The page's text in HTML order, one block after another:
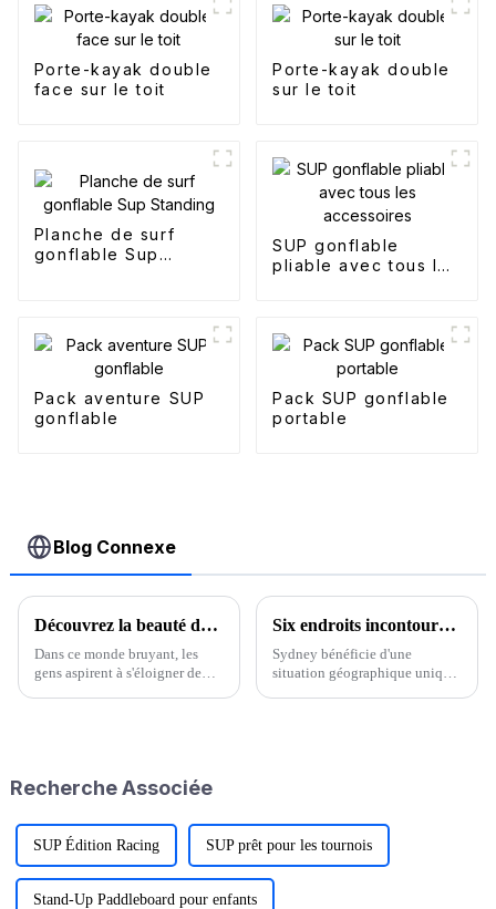
Porte-kayak double
face sur le toit
Porte-kayak double
sur le toit
Planche de surf
gonflable Sup
SUP gonflable
pliable avec tous les
Pack aventure SUP
gonflable
Pack SUP gonflable
portable
Blog Connexe
Découvrez la beauté de la nature - le plaisir et le défi du kayak
Dans ce monde bruyant, les
gens aspirent à s'éloigner de
Six endroits incontournables pour faire du kayak à Sydney, en Australie
Sydney bénéficie d'une
situation géographique unique,
Recherche Associée
SUP Édition Racing SUP prêt pour les tournois
Stand-Up Paddleboard pour enfants